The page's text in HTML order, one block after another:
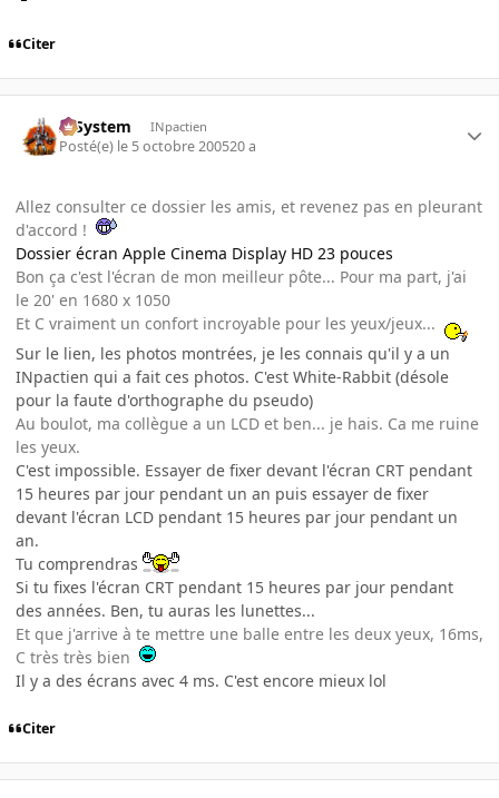
Citer
X-System INpactien
Posté(e) le 5 octobre 200520 a
Allez consulter ce dossier les amis, et revenez pas en pleurant
d'accord !
Dossier écran Apple Cinema Display HD 23 pouces
Bon ça c'est l'écran de mon meilleur pôte... Pour ma part, j'ai
le 20' en 1680 x 1050
Et C vraiment un confort incroyable pour les yeux/jeux...
Sur le lien, les photos montrées, je les connais qu'il y a un
INpactien qui a fait ces photos. C'est White-Rabbit (désole
pour la faute d'orthographe du pseudo)
Au boulot, ma collègue a un LCD et ben... je hais. Ca me ruine
les yeux.
C'est impossible. Essayer de fixer devant l'écran CRT pendant
15 heures par jour pendant un an puis essayer de fixer
devant l'écran LCD pendant 15 heures par jour pendant un
an.
Tu comprendras
Si tu fixes l'écran CRT pendant 15 heures par jour pendant
des années. Ben, tu auras les lunettes...
Et que j'arrive à te mettre une balle entre les deux yeux, 16ms,
C très très bien
Il y a des écrans avec 4 ms. C'est encore mieux lol
Citer